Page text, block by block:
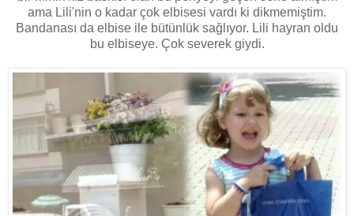
ama Lili'nin o kadar çok elbisesi vardı ki dikmemiştim.
Bandanası da elbise ile bütünlük sağlıyor. Lili hayran oldu
bu elbiseye. Çok severek giydi.